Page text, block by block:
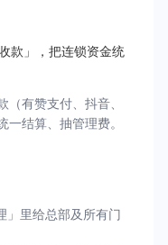
款」，把连锁资金统
有赞支付、抖音、
结算、抽管理费。
」里给总部及所有门